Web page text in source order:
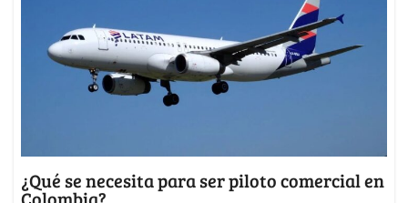
¿Qué se necesita para ser piloto comercial en